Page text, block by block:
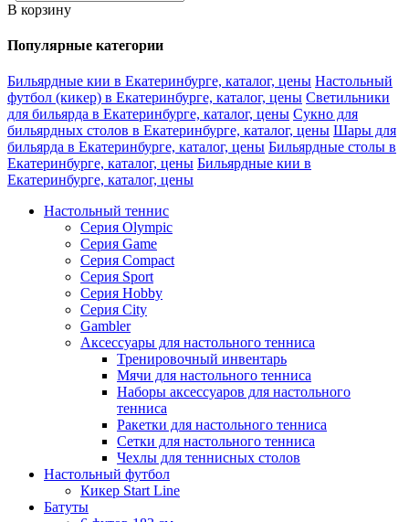
В корзину
Популярные категории
Бильярдные кии в Екатеринбурге, каталог, цены Настольный
футбол (кикер) в Екатеринбурге, каталог, цены Светильники
для бильярда в Екатеринбурге, каталог, цены Сукно для
бильярдных столов в Екатеринбурге, каталог, цены Шары для
бильярда в Екатеринбурге, каталог, цены Бильярдные столы в
Екатеринбурге, каталог, цены Бильярдные кии в
Екатеринбурге, каталог, цены
Настольный теннис
Серия Olympic
Серия Game
Серия Compact
Серия Sport
Серия Hobby
Серия City
Gambler
Аксессуары для настольного тенниса
Тренировочный инвентарь
Мячи для настольного тенниса
Наборы аксессуаров для настольного
тенниса
Ракетки для настольного тенниса
Сетки для настольного тенниса
Чехлы для теннисных столов
Настольный футбол
Кикер Start Line
Батуты